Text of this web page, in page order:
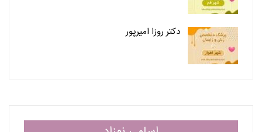
دکتر روزا امیرپور